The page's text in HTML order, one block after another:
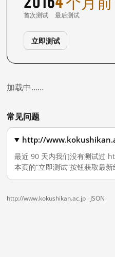
首次测试 最后测试
立即测试
加载中……
常见问题
http://
最近 90 天内我们没有测试过
本页的“立即测试”按钮获取最新
http://www.kokushikan.ac.jp · JSON